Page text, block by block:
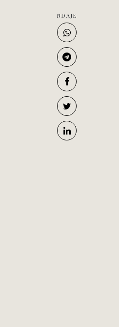
NDAJE